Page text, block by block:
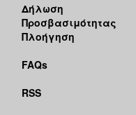
Δήλωση
Προσβασιμότητας
Πλοήγηση
FAQs
RSS